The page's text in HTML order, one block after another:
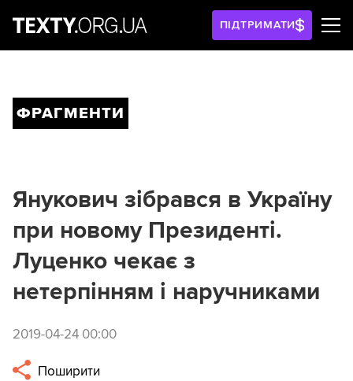
ПІДТРИМАТИ
ФРАГМЕНТИ
Янукович зібрався в Україну
при новому Президенті.
Луценко чекає з
нетерпінням і наручниками
2019-04-24 00:00
Поширити